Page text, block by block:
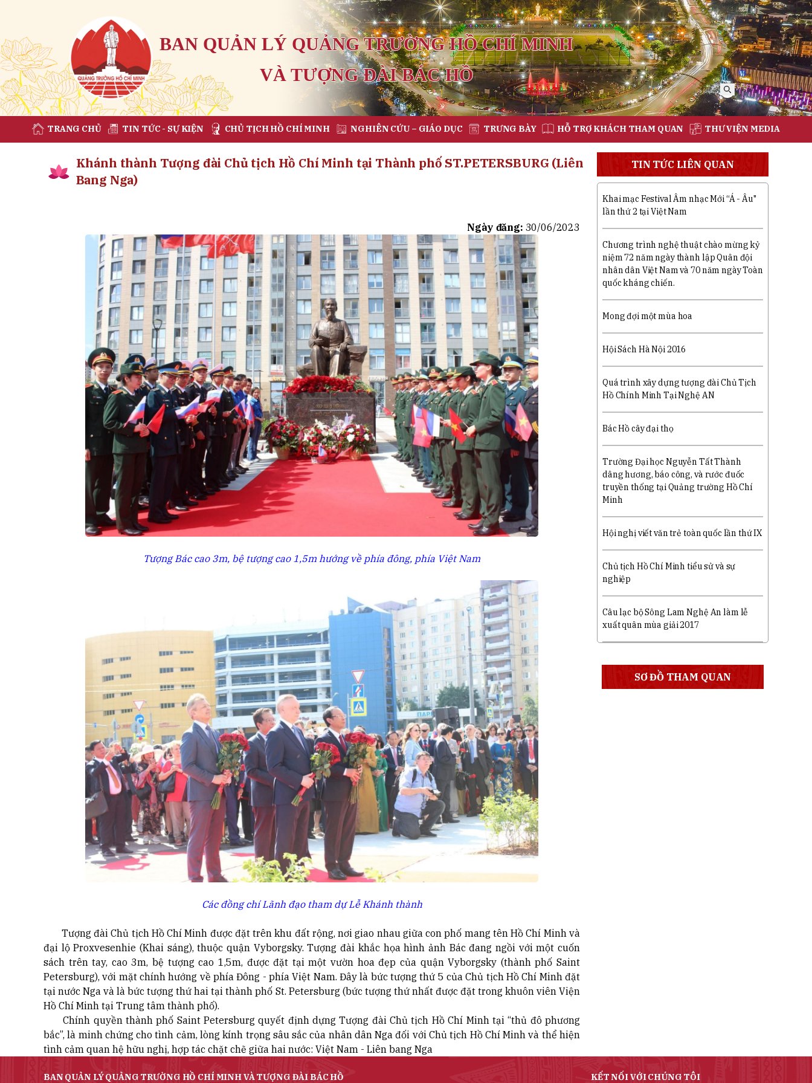
BAN QUẢN LÝ QUẢNG TRƯỜNG HỒ CHÍ MINH
VÀ TƯỢNG ĐÀI BÁC HỒ
TRANG CHỦ TIN TỨC - SỰ KIỆN CHỦ TỊCH HỒ CHÍ MINH NGHIÊN CỨU – GIÁO DỤC TRƯNG BÀY HỖ TRỢ KHÁCH THAM QUAN THƯ VIỆN MEDIA
Khánh thành Tượng đài Chủ tịch Hồ Chí Minh tại Thành phố ST.PETERSBURG (Liên
Bang Nga)
Ngày đăng: 30/06/2023
Tượng Bác cao 3m, bệ tượng cao 1,5m hướng về phía đông, phía Việt Nam
Các đồng chí Lãnh đạo tham dự Lễ Khánh thành
Tượng đài Chủ tịch Hồ Chí Minh được đặt trên khu đất rộng, nơi giao nhau giữa con phố mang tên Hồ Chí Minh và
đại lộ Proxvesenhie (Khai sáng), thuộc quận Vyborgsky. Tượng đài khắc họa hình ảnh Bác đang ngồi với một cuốn
sách trên tay, cao 3m, bệ tượng cao 1,5m, được đặt tại một vườn hoa đẹp của quận Vyborgsky (thành phố Saint
Petersburg), với mặt chính hướng về phía Đông - phía Việt Nam. Đây là bức tượng thứ 5 của Chủ tịch Hồ Chí Minh đặt
tại nước Nga và là bức tượng thứ hai tại thành phố St. Petersburg (bức tượng thứ nhất được đặt trong khuôn viên Viện
Hồ Chí Minh tại Trung tâm thành phố).
Chính quyền thành phố Saint Petersburg quyết định dựng Tượng đài Chủ tịch Hồ Chí Minh tại “thủ đô phương
bắc”, là minh chứng cho tình cảm, lòng kính trọng sâu sắc của nhân dân Nga đối với Chủ tịch Hồ Chí Minh và thể hiện
tình cảm quan hệ hữu nghị, hợp tác chặt chẽ giữa hai nước: Việt Nam - Liên bang Nga
TIN TỨC LIÊN QUAN
Khai mạc Festival Âm nhạc Mới “Á - Âu"
lần thứ 2 tại Việt Nam
Chương trình nghệ thuật chào mừng kỷ
niệm 72 năm ngày thành lập Quân đội
nhân dân Việt Nam và 70 năm ngày Toàn
quốc kháng chiến.
Mong đợi một mùa hoa
Hội Sách Hà Nội 2016
Quá trình xây dựng tượng đài Chủ Tịch
Hồ Chính Minh Tại Nghệ AN
Bác Hồ cây đại thọ
Trường Đại học Nguyễn Tất Thành
dâng hương, báo công, và rước đuốc
truyền thống tại Quảng trường Hồ Chí
Minh
Hội nghị viết văn trẻ toàn quốc lần thứ IX
Chủ tịch Hồ Chí Minh tiểu sử và sự
nghiệp
Câu lạc bộ Sông Lam Nghệ An làm lễ
xuất quân mùa giải 2017
SƠ ĐỒ THAM QUAN
BAN QUẢN LÝ QUẢNG TRƯỜNG HỒ CHÍ MINH VÀ TƯỢNG ĐÀI BÁC HỒ KẾT NỐI VỚI CHÚNG TÔI